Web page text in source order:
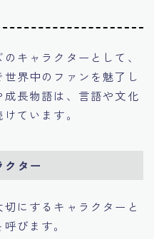
キャラクターとして、
界中のファンを魅了し
長物語は、言語や文化
ています。
ター
にするキャラクターと
びます。